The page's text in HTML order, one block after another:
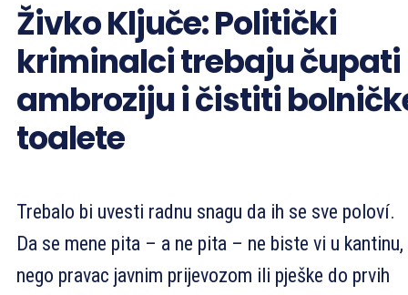
Živko Ključe: Politički
kriminalci trebaju čupati
ambroziju i čistiti
toalete
Trebalo bi uvesti radnu snagu da ih se sve poloví.
Da se mene pita – a ne pita – ne biste vi u kantinu,
nego pravac javnim prijevozom ili pješke do prvih